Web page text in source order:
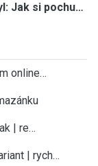
Jak si pochu…
online…
| re…
| rych…